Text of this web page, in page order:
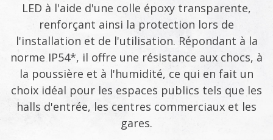
LED à l'aide d'une colle époxy transparente,
renforçant ainsi la protection lors de
l'installation et de l'utilisation. Répondant à la
norme IP54*, il offre une résistance aux chocs, à
la poussière et à l'humidité, ce qui en fait un
choix idéal pour les espaces publics tels que les
halls d'entrée, les centres commerciaux et les
gares.